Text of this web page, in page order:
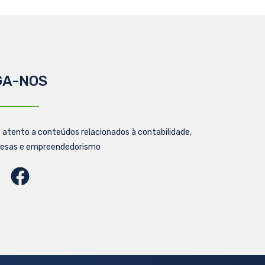
NOS
atento a conteúdos relacionados à contabilidade,
e empreendedorismo